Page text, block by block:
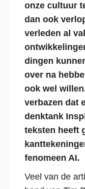
onze cultuur
dan ook
verleden al
dingen
over na
ook wel
verbazen dat
denktank
teksten heeft
fenomeen AI.
Veel van de